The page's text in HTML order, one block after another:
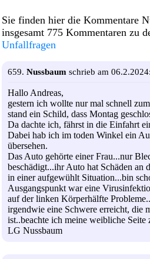
Sie finden hier die Kommentare
insgesamt 775 Kommentaren zu
Unfallfragen
659. Nussbaum schrieb am 06.2.2024:
Hallo Andreas,
gestern ich wollte nur mal schnell
stand ein Schild, dass Montag
Da dachte ich, fährst in die Einfahrt
Dabei hab ich im toden Winkel ein
übersehen.
Das Auto gehörte einer Frau...nur
beschädigt...ihr Auto hat Schäden an
in einer aufgewühlt Situation...bin
Ausgangspunkt war eine
auf der linken Körperhälfte
irgendwie eine Schwere erreicht, die
ist..beachte ich meine weibliche Seite
LG Nussbaum